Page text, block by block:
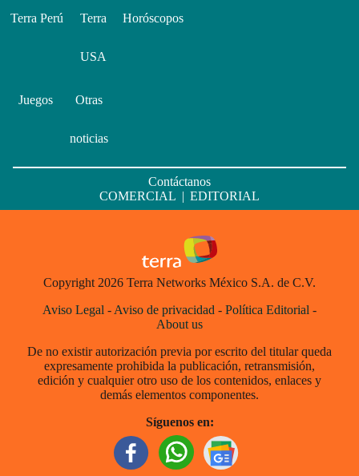
Terra Perú Terra
USA
Horóscopos
Juegos Otras
noticias
Contáctanos
COMERCIAL | EDITORIAL
Copyright 2026 Terra Networks México S.A. de C.V.
Aviso Legal - Aviso de privacidad - Política Editorial -
About us
De no existir autorización previa por escrito del titular queda
expresamente prohibida la publicación, retransmisión,
edición y cualquier otro uso de los contenidos, enlaces y
demás elementos componentes.
Síguenos en: